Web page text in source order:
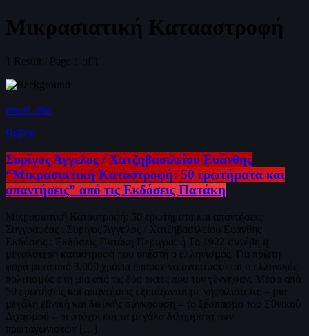
Μικρασιατική Κατααστροφή
1 Result / Page 1 of 1
insert_link
Βιβλίο
Συρίγος Άγγελος / Χατζηβασιλείου Ευάνθης
“Μικρασιατική Καταστροφή: 50 ερωτήματα και
απαντήσεις” από τις Εκδόσεις Πατάκη
Μικρασιατική Καταστροφή: 50 ερωτήματα και απαντήσεις
Συγγραφέας : Συρίγος Άγγελος / Χατζηβασιλείου Ευάνθης
Εκδόσεις : Εκδόσεις Πατάκη Περιγραφή Το 1922 συνέβη η
µεγαλύτερη καταστροφή που υπέστη ο ελληνισµός. Για πρώτη
φορά µετά από 3.000 χρόνια έπαυσε να αναπτύσσεται ο ελληνικός
πολιτισµός στη µία από τις δύο ακτές που τον γέννησαν. Μέσα από
50 ερωτήσεις και απαντήσεις εξετάζονται µε νηφαλιότητα: – µια
µεγάλη εθνική και διεθνής σύγκρουση – το ξέσπασµα του Εθνικού
Διχασµού – οι στόχοι και τα µεγάλα διλήµµατα των
πρωταγωνιστών […]